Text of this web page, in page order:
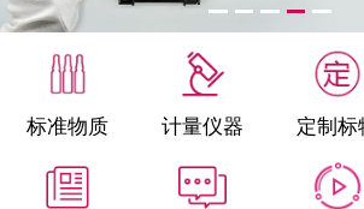
标准物质 计量仪器 定制标
微生物检测/质控品
定制标物